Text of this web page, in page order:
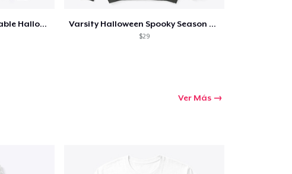
Too Cute to Spook Adorable Halloween Tee Varsity Halloween Spooky Season Letter
$29
Ver Más